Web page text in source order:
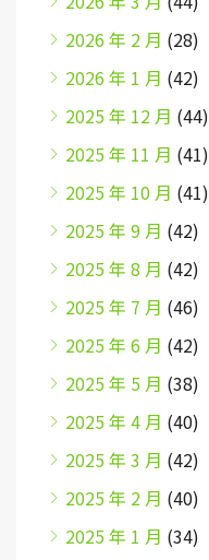
2026 年 2 月 (28)
2026 年 1 月 (42)
2025 年 12 月 (44)
2025 年 11 月 (41)
2025 年 10 月 (41)
2025 年 9 月 (42)
2025 年 8 月 (42)
2025 年 7 月 (46)
2025 年 6 月 (42)
2025 年 5 月 (38)
2025 年 4 月 (40)
2025 年 3 月 (42)
2025 年 2 月 (40)
2025 年 1 月 (34)